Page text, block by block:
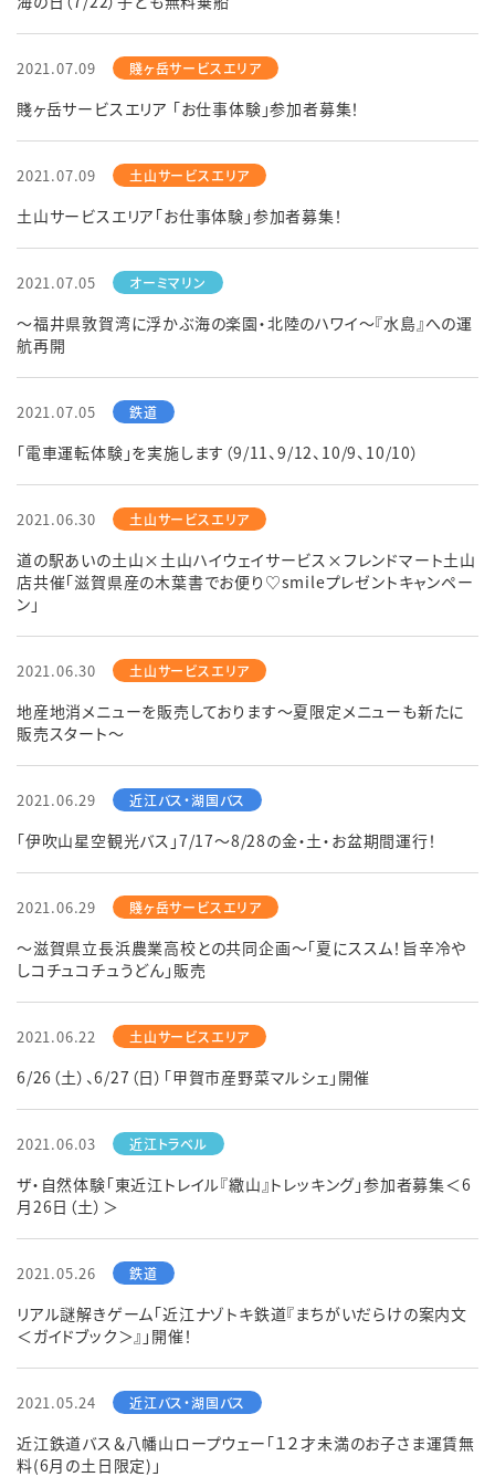
2021.07.09
賤ヶ岳サービスエリア 「お仕事体験」参加者募集！
2021.07.09
土山サービスエリア「お仕事体験」参加者募集！
2021.07.05
～福井県敦賀湾に浮かぶ海の楽園・北陸のハワイ～『水島』への運
航再開
2021.07.05
「電車運転体験」を実施します（9/11、9/12、10/9、10/10）
2021.06.30
道の駅あいの土山×土山ハイウェイサービス×フレンドマート土山
店共催「滋賀県産の木葉書でお便り♡smileプレゼントキャンペー
ン」
2021.06.30
地産地消メニューを販売しております～夏限定メニューも新たに
販売スタート～
2021.06.29
「伊吹山星空観光バス」7/17～8/28の金・土・お盆期間運行！
2021.06.29
～滋賀県立長浜農業高校との共同企画～「夏にススム！旨辛冷や
しコチュコチュうどん」販売
2021.06.22
6/26（土）、6/27（日）「甲賀市産野菜マルシェ」開催
2021.06.03
ザ・自然体験「東近江トレイル『繖山』トレッキング」参加者募集＜6
月26日（土）＞
2021.05.26
リアル謎解きゲーム「近江ナゾトキ鉄道『まちがいだらけの案内文
＜ガイドブック＞』」開催！
2021.05.24
近江鉄道バス＆八幡山ロープウェー「１２才未満のお子さま運賃無
料(6月の土日限定)」